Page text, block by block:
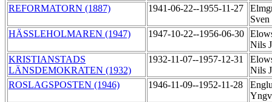
REFORMATORN (1887)
1941-06-22--1955-11-27
Sven
HÄSSLEHOLMAREN (1947)
1947-10-22--1956-06-30
Nils
KRISTIANSTADS
LÄNSDEMOKRATEN (1932)
1932-11-07--1957-12-31
Nils
ROSLAGSPOSTEN (1946)
1946-11-09--1952-11-28